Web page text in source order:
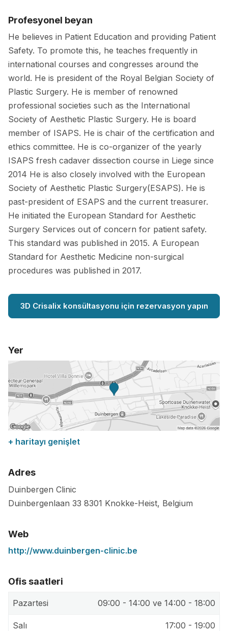
Profesyonel beyan
He believes in Patient Education and providing Patient
Safety. To promote this, he teaches frequently in
international courses and congresses around the
world. He is president of the Royal Belgian Society of
Plastic Surgery. He is member of renowned
professional societies such as the International
Society of Aesthetic Plastic Surgery. He is board
member of ISAPS. He is chair of the certification and
ethics committee. He is co-organizer of the yearly
ISAPS fresh cadaver dissection course in Liege since
2014 He is also closely involved with the European
Society of Aesthetic Plastic Surgery(ESAPS). He is
past-president of ESAPS and the current treasurer.
He initiated the European Standard for Aesthetic
Surgery Services out of concern for patient safety.
This standard was published in 2015. A European
Standard for Aesthetic Medicine non-surgical
procedures was published in 2017.
3D Crisalix konsültasyonu için rezervasyon yapın
Yer
+ haritayı genişlet
Adres
Duinbergen Clinic
Duinbergenlaan 33 8301 Knokke-Heist, Belgium
Web
http://www.duinbergen-clinic.be
Ofis saatleri
Pazartesi 09:00 - 14:00 ve 14:00 - 18:00
Salı 17:00 - 19:00